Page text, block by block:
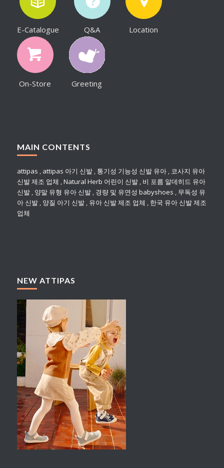
E-Catalogue Q&A Location
On-Store Greeting
MAIN CONTENTS
attipas , attipas 아기 신발, 통기성 기능성 신발 유아, 코사지 유아
신발 제조 업체 ,Natural Herb 어린이 신발, 비 포름 알데히드 유아
신발, 양말 유형 유아 신발, 경량 및 유연성 babyshoes , 무독성 유
아 신발, 양질 아기 신발, 유아 신발 제조 업체 , 한국 유아 신발 제조
업체
NEW ATTIPAS